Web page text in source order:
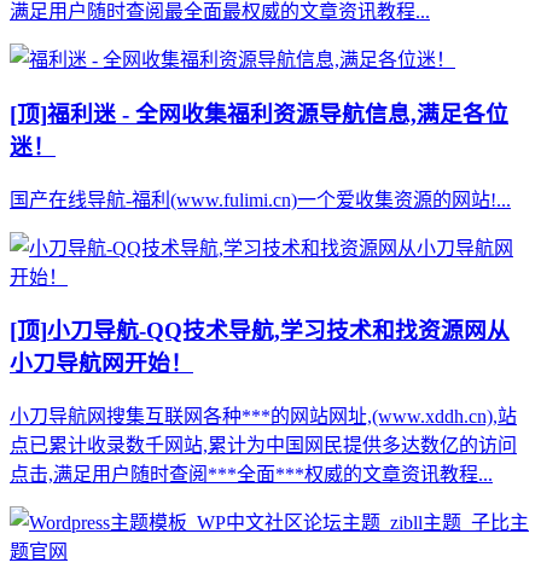
满足用户随时查阅最全面最权威的文章资讯教程...
[顶]福利迷 - 全网收集福利资源导航信息,满足各位
迷！
国产在线导航-福利(www.fulimi.cn)一个爱收集资源的网站!...
[顶]小刀导航-QQ技术导航,学习技术和找资源网从
小刀导航网开始！
小刀导航网搜集互联网各种***的网站网址,(www.xddh.cn),站
点已累计收录数千网站,累计为中国网民提供多达数亿的访问
点击,满足用户随时查阅***全面***权威的文章资讯教程...